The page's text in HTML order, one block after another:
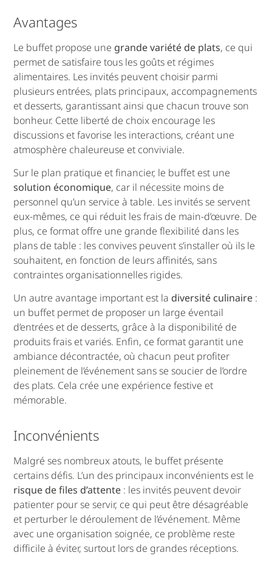
Avantages
Le buffet propose une grande variété de plats, ce qui
permet de satisfaire tous les goûts et régimes
alimentaires. Les invités peuvent choisir parmi
plusieurs entrées, plats principaux, accompagnements
et desserts, garantissant ainsi que chacun trouve son
bonheur. Cette liberté de choix encourage les
discussions et favorise les interactions, créant une
atmosphère chaleureuse et conviviale.
Sur le plan pratique et financier, le buffet est une
solution économique, car il nécessite moins de
personnel qu’un service à table. Les invités se servent
eux-mêmes, ce qui réduit les frais de main-d’œuvre. De
plus, ce format offre une grande flexibilité dans les
plans de table : les convives peuvent s’installer où ils le
souhaitent, en fonction de leurs affinités, sans
contraintes organisationnelles rigides.
Un autre avantage important est la diversité culinaire :
un buffet permet de proposer un large éventail
d’entrées et de desserts, grâce à la disponibilité de
produits frais et variés. Enfin, ce format garantit une
ambiance décontractée, où chacun peut profiter
pleinement de l’événement sans se soucier de l’ordre
des plats. Cela crée une expérience festive et
mémorable.
Inconvénients
Malgré ses nombreux atouts, le buffet présente
certains défis. L’un des principaux inconvénients est le
risque de files d’attente : les invités peuvent devoir
patienter pour se servir, ce qui peut être désagréable
et perturber le déroulement de l’événement. Même
avec une organisation soignée, ce problème reste
difficile à éviter, surtout lors de grandes réceptions.